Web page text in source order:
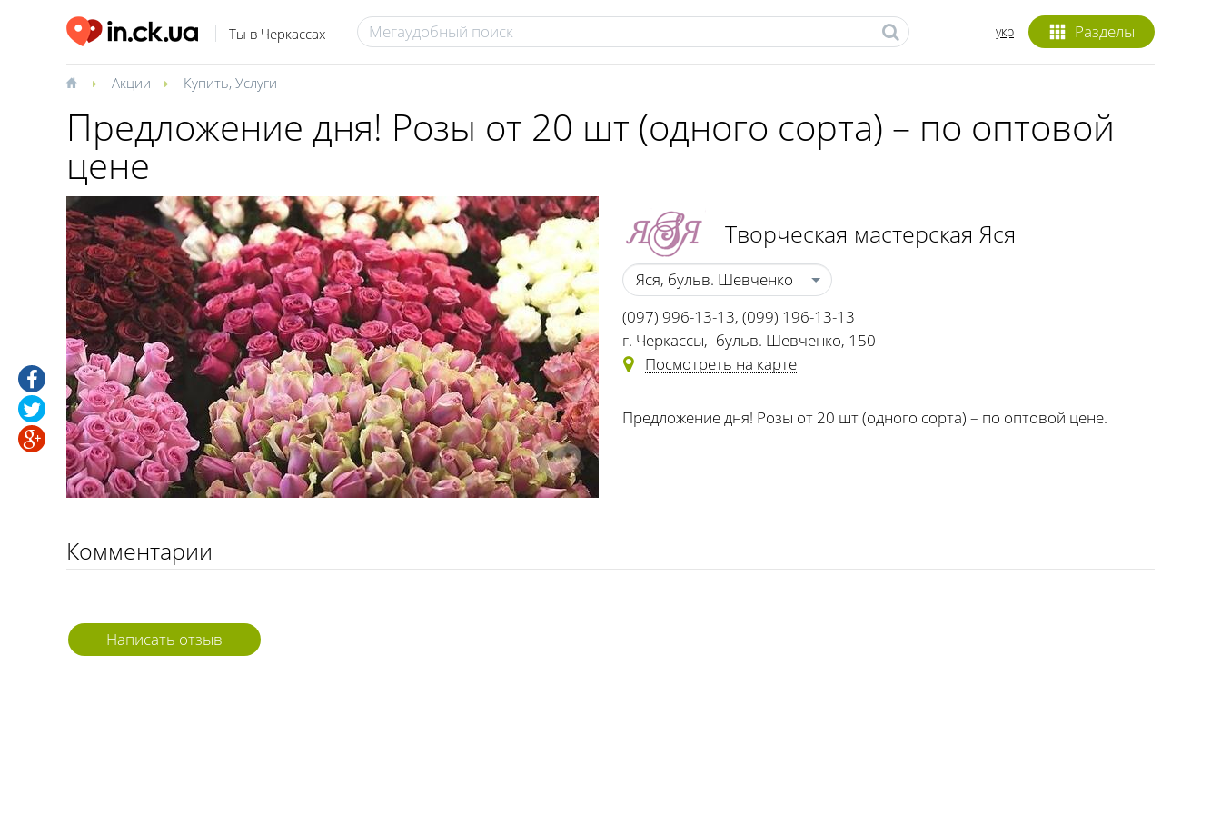
Ты в Черкассах Разделы
укр
Акции Купить, Услуги
Предложение дня! Розы от 20 шт (одного сорта) – по оптовой
цене
Творческая мастерская Яся
Яся, бульв. Шевченко
(097) 996-13-13, (099) 196-13-13
г. Черкассы, бульв. Шевченко, 150
Посмотреть на карте
Предложение дня! Розы от 20 шт (одного сорта) – по оптовой цене.
Комментарии
Написать отзыв